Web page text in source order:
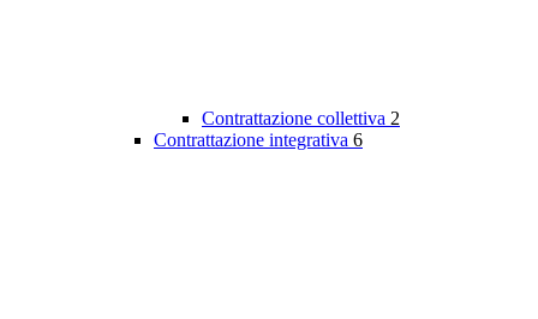
Contrattazione collettiva 2
Contrattazione integrativa 6